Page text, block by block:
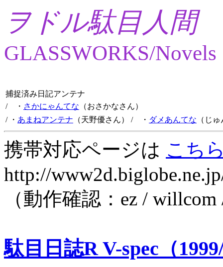
ヲドル駄目人間
GLASSWORKS/Novels
捕捉済み日記アンテナ
/ ・ さかにゃんてな （おさかなさん）
/ ・ あまねアンテナ （天野優さん） / ・ ダメあんてな （じ
携帯対応ページは こち
http://
（動作確認：ez /
駄目日誌R V-spec（